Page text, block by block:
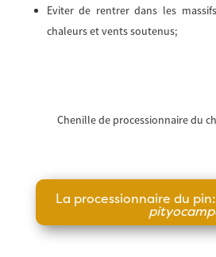
Eviter de rentrer dans les
chaleurs et vents soutenus;
Chenille de processionnaire du
La processionnaire du pin: